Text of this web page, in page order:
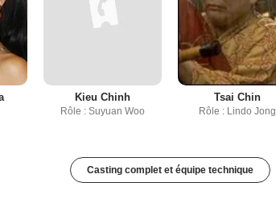
Kieu Chinh
Rôle : Suyuan Woo
Tsai Chin
Rôle : Lindo Jong
Casting complet et équipe technique